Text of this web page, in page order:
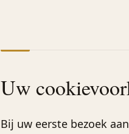
Uw
Bij uw eerste bezoek